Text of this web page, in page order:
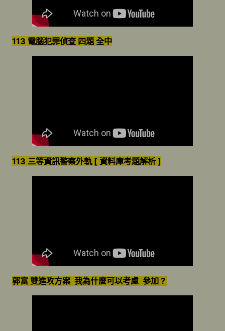
113 電腦犯罪偵查 四題 全中
113 三等資訊警察外軌 [ 資料庫考題解析 ]
郭富 雙進攻方案 我為什麼可以考慮 參加 ?